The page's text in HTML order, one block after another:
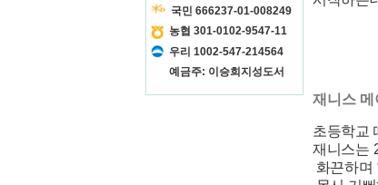
국민 666237-01-008249
농협 301-0102-9547-11
우리 1002-547-214564
예금주: 이승희지성도서
재니스 메
초등학교
재니스는
화끈하며